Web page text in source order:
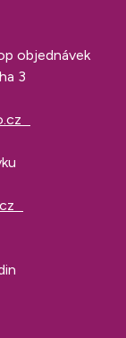
objednávek
3